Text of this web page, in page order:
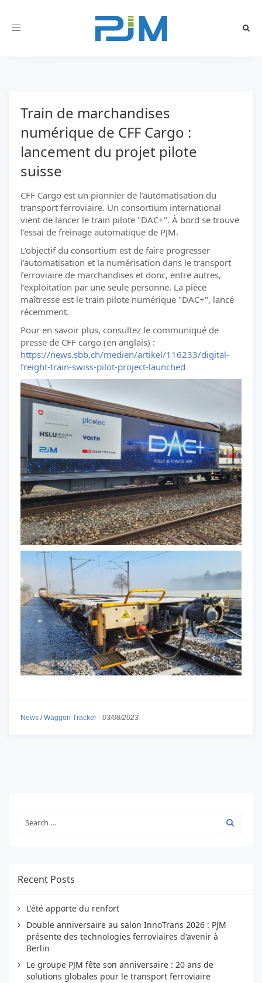
Toggle
Train de marchandises
numérique de CFF Cargo :
lancement du projet pilote
suisse
CFF Cargo est un pionnier de l'automatisation du
transport ferroviaire. Un consortium international
vient de lancer le train pilote "DAC+". À bord se trouve
l'essai de freinage automatique de PJM.
L'objectif du consortium est de faire progresser
l'automatisation et la numérisation dans le transport
ferroviaire de marchandises et donc, entre autres,
l'exploitation par une seule personne. La pièce
maîtresse est le train pilote numérique "DAC+", lancé
récemment.
Pour en savoir plus, consultez le communiqué de
presse de CFF cargo (en anglais) :
https://news.sbb.ch/medien/artikel/116233/digital-
freight-train-swiss-pilot-project-launched
News /Waggon Tracker - 03/08/2023
Recent Posts
L'été apporte du renfort
Double anniversaire au salon InnoTrans 2026 : PJM
présente des technologies ferroviaires d'avenir à
Berlin
Le groupe PJM fête son anniversaire : 20 ans de
solutions globales pour le transport ferroviaire